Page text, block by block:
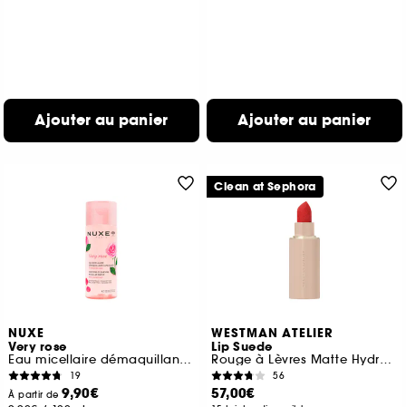
Ajouter au panier Ajouter au panier
NUXE
Very rose
Eau micellaire démaquillante apaisante
19
À partir de9,90€
WESTMAN ATELIER
Lip Suede
Rouge à Lèvres Matte Hydratant à L'Acide Hyaluronique
56
57,00€
Clean at Sephora